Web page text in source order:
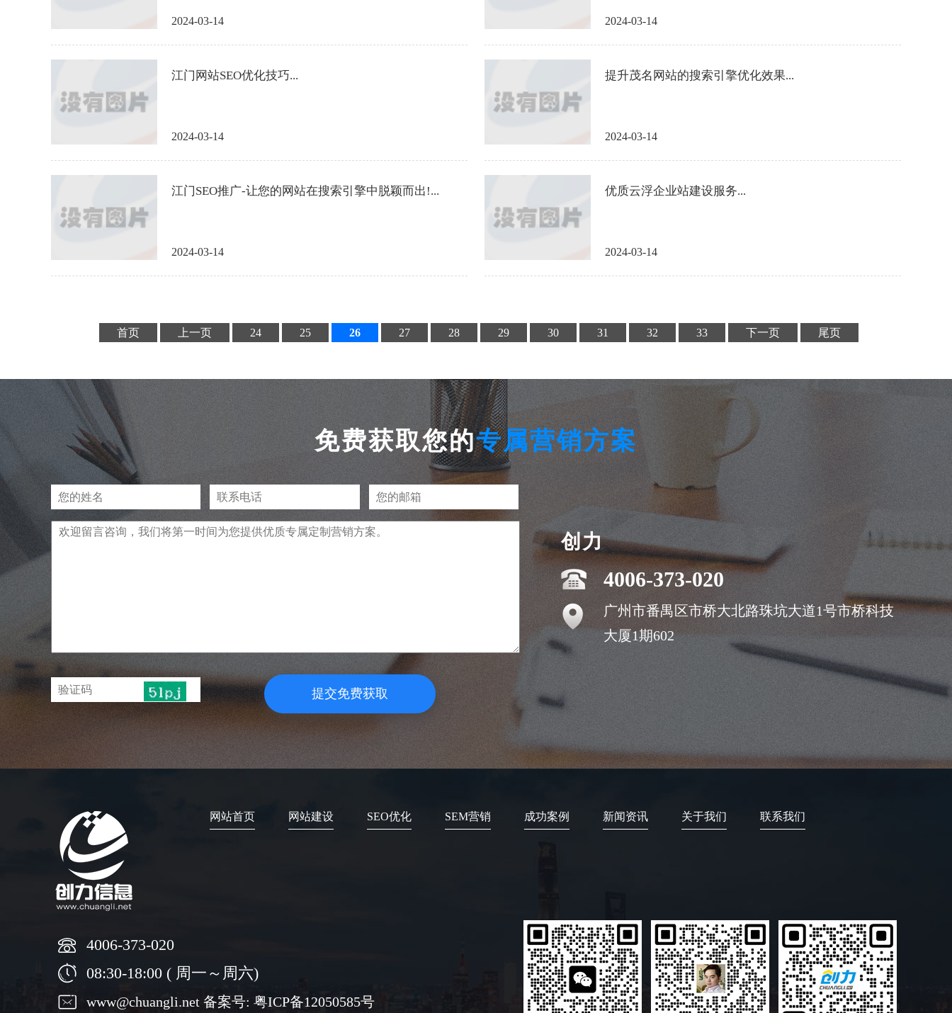
2024-03-14 2024-03-14
江门网站SEO优化技巧...
2024-03-14
提升茂名网站的搜索引擎优化效果...
2024-03-14
江门SEO推广-让您的网站在搜索引擎中脱颖而出!...
2024-03-14
优质云浮企业站建设服务...
2024-03-14
首页 上一页 24 25 26 27 28 29 30 31 32 33 下一页 尾页
免费获取您的专属营销方案
提交免费获取
创力
4006-373-020
广州市番禺区市桥大北路珠坑大道1号市桥科技
大厦1期602
网站首页 网站建设 SEO优化 SEM营销 成功案例 新闻资讯 关于我们 联系我们
4006-373-020
08:30-18:00 ( 周一～周六)
www@chuangli.net 备案号: 粤ICP备12050585号